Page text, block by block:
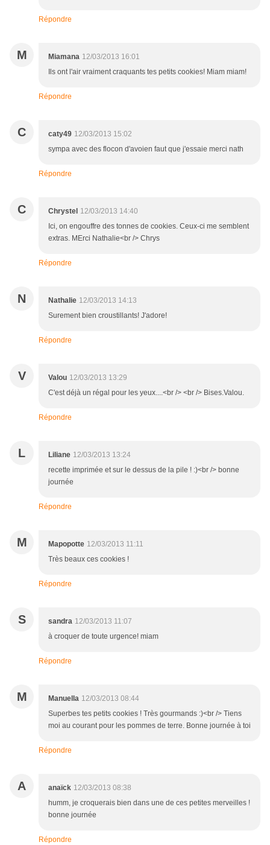
Répondre
M Miamana 12/03/2013 16:01
Ils ont l'air vraiment craquants tes petits cookies! Miam miam!
Répondre
C caty49 12/03/2013 15:02
sympa avec des flocon d'avoien faut que j'essaie merci nath
Répondre
C Chrystel 12/03/2013 14:40
Ici, on engouffre des tonnes de cookies. Ceux-ci me semblent
extras. MErci Nathalie<br /> Chrys
Répondre
N Nathalie 12/03/2013 14:13
Surement bien croustillants! J'adore!
Répondre
V Valou 12/03/2013 13:29
C'est déjà un régal pour les yeux....<br /> <br /> Bises.Valou.
Répondre
L Liliane 12/03/2013 13:24
recette imprimée et sur le dessus de la pile ! :)<br /> bonne
journée
Répondre
M Mapopotte 12/03/2013 11:11
Très beaux ces cookies !
Répondre
S sandra 12/03/2013 11:07
à croquer de toute urgence! miam
Répondre
M Manuella 12/03/2013 08:44
Superbes tes petits cookies ! Très gourmands :)<br /> Tiens
moi au courant pour les pommes de terre. Bonne journée à toi
Répondre
A anaïck 12/03/2013 08:38
humm, je croquerais bien dans une de ces petites merveilles !
bonne journée
Répondre